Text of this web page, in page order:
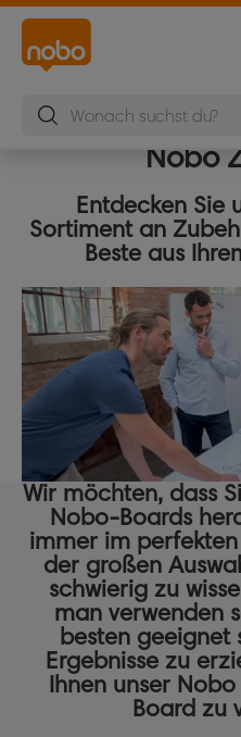
Nobo
Entdecken Sie
Sortiment an
Beste aus
Wir möchten, dass
Nobo-Boards
immer im
der großen
schwierig zu
man verwenden
besten geeignet
Ergebnisse zu
Ihnen unser
Board zu